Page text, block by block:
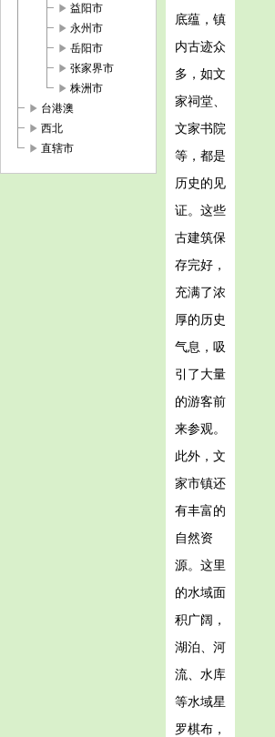
play_arrow 益阳市
play_arrow 永州市
play_arrow 岳阳市
play_arrow 张家界市
play_arrow 株洲市
play_arrow 台港澳
play_arrow 西北
play_arrow 直辖市
底蕴，镇
内古迹众
多，如文
家祠堂、
文家书院
等，都是
历史的见
证。这些
古建筑保
存完好，
充满了浓
厚的历史
气息，吸
引了大量
的游客前
来参观。
此外，文
家市镇还
有丰富的
自然资
源。这里
的水域面
积广阔，
湖泊、河
流、水库
等水域星
罗棋布，